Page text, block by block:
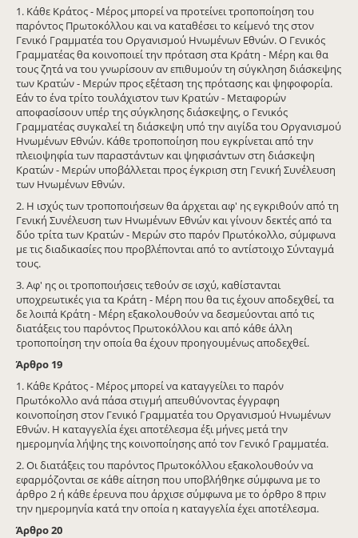
1. Κάθε Κράτος - Μέρος μπορεί να προτείνει τροποποίηση του
παρόντος Πρωτοκόλλου και να καταθέσει το κείμενό της στον
Γενικό Γραμματέα του Οργανισμού Ηνωμένων Εθνών. Ο Γενικός
Γραμματέας θα κοινοποιεί την πρόταση στα Κράτη - Μέρη και θα
τους ζητά να του γνωρίσουν αν επιθυμούν τη σύγκληση διάσκεψης
των Κρατών - Μερών προς εξέταση της πρότασης και ψηφοφορία.
Εάν το ένα τρίτο τουλάχιστον των Κρατών - Μεταφορών
αποφασίσουν υπέρ της σύγκλησης διάσκεψης, ο Γενικός
Γραμματέας συγκαλεί τη διάσκεψη υπό την αιγίδα του Οργανισμού
Ηνωμένων Εθνών. Κάθε τροποποίηση που εγκρίνεται από την
πλειοψηφία των παραστάντων και ψηφισάvτων στη διάσκεψη
Κρατών - Μερών υποβάλλεται προς έγκριση στη Γενική Συνέλευση
των Ηνωμένων Εθνών.
2. Η ισχύς των τροποποιήσεων θα άρχεται αφ' ης εγκριθούν από τη
Γενική Συνέλευση των Ηνωμένων Εθνών και γίνουν δεκτές από τα
δύο τρίτα των Κρατών - Μερών στο παρόν Πρωτόκολλο, σύμφωνα
με τις διαδικασίες που προβλέπονται από το αντίστοιχο Σύνταγμά
τους.
3. Αφ' ης οι τροποποιήσεις τεθούν σε ισχύ, καθίστανται
υποχρεωτικές για τα Κράτη - Μέρη που θα τις έχουν αποδεχθεί, τα
δε λοιπά Κράτη - Μέρη εξακολουθούν να δεσμεύονται από τις
διατάξεις του παρόντος Πρωτοκόλλου και από κάθε άλλη
τροποποίηση την οποία θα έχουν προηγουμένως αποδεχθεί.
Άρθρο 19
1. Κάθε Κράτος - Μέρος μπορεί να καταγγείλει το παρόν
Πρωτόκολλο ανά πάσα στιγμή απευθύνοντας έγγραφη
κοινοποίηση στον Γενικό Γραμματέα του Οργανισμού Ηνωμένων
Εθνών. Η καταγγελία έχει αποτέλεσμα έξι μήνες μετά την
ημερομηνία λήψης της κοινοποίησης από τον Γενικό Γραμματέα.
2. Οι διατάξεις του παρόντος Πρωτοκόλλου εξακολουθούν να
εφαρμόζονται σε κάθε αίτηση που υποβλήθηκε σύμφωνα με το
άρθρο 2 ή κάθε έρευνα που άρχισε σύμφωνα με το όρθρο 8 πριν
την ημερομηνία κατά την οποία η καταγγελία έχει αποτέλεσμα.
Άρθρο20